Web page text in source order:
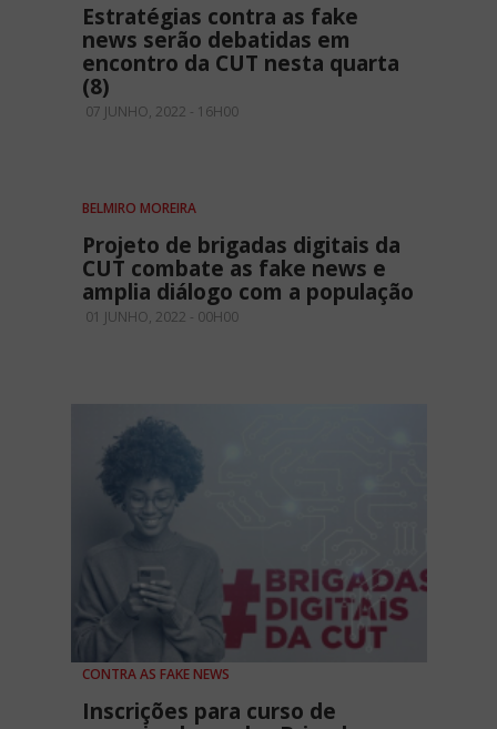
Estratégias contra as fake
news serão debatidas em
encontro da CUT nesta quarta
(8)
07 JUNHO, 2022 - 16H00
BELMIRO MOREIRA
Projeto de brigadas digitais da
CUT combate as fake news e
amplia diálogo com a população
01 JUNHO, 2022 - 00H00
CONTRA AS FAKE NEWS
Inscrições para curso de